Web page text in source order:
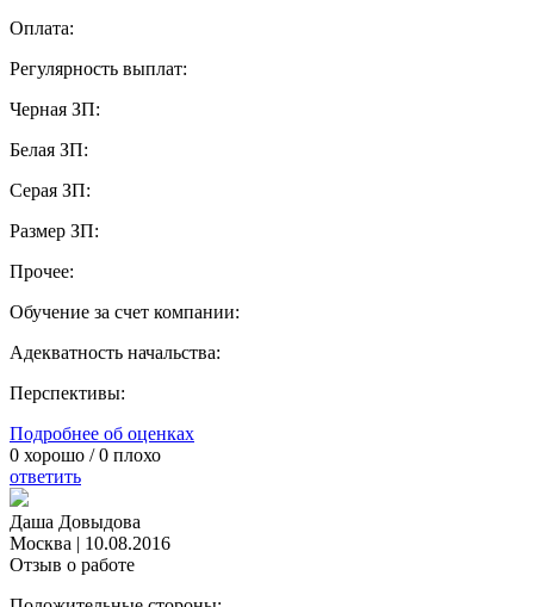
Оплата:
Регулярность выплат:
Черная ЗП:
Белая ЗП:
Серая ЗП:
Размер ЗП:
Прочее:
Обучение за счет компании:
Адекватность начальства:
Перспективы:
Подробнее об оценках
0 хорошо /0 плохо
ответить
Даша Довыдова
Москва | 10.08.2016
Отзыв о работе